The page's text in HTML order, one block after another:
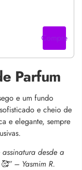
Compre
Parfum
e um fundo
e cheio de
e elegante, sempre
assinatura desde a
– Yasmim R.